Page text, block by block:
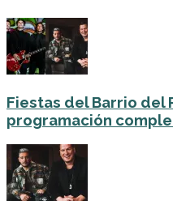
Fiestas del Barrio del
programación